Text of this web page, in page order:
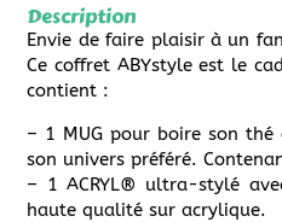
Description
Envie de faire plaisir à un
Ce coffret ABYstyle est le
contient :
– 1 MUG pour boire son thé
son univers préféré.
– 1 ACRYL® ultra-stylé
haute qualité sur acrylique.